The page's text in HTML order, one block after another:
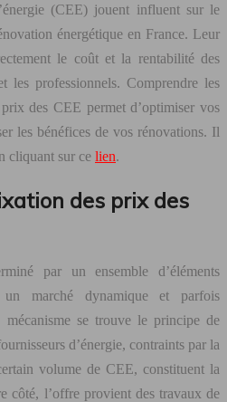
(CEE) jouent influent sur le
énergétique en France. Leur
le coût et la rentabilité des
les professionnels. Comprendre les
des CEE permet d’optimiser vos
les bénéfices de vos rénovations. Il
cliquant sur ce lien.
des prix des
par un ensemble d’éléments
un marché dynamique et parfois
se trouve le principe de
d’énergie, contraints par la
volume de CEE, constituent la
côté, l’offre provient des travaux de